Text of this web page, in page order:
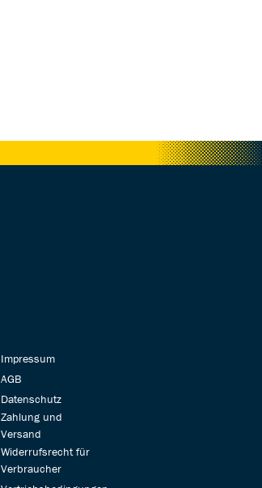
Impressum
AGB
Datenschutz
Zahlung und
Versand
Widerrufsrecht für
Verbraucher